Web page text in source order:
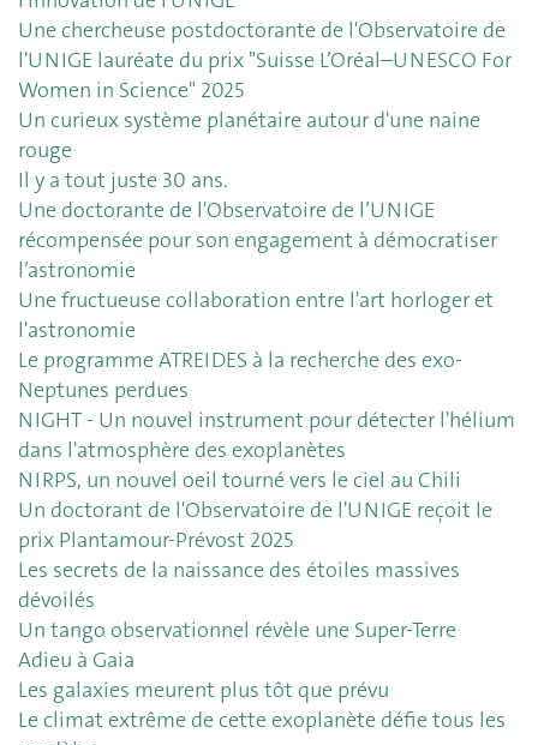
Une chercheuse postdoctorante de l'Observatoire de
l'UNIGE lauréate du prix "Suisse L’Oréal–UNESCO For
Women in Science" 2025
Un curieux système planétaire autour d'une naine
rouge
Il y a tout juste 30 ans.
Une doctorante de l'Observatoire de l’UNIGE
récompensée pour son engagement à démocratiser
l’astronomie
Une fructueuse collaboration entre l'art horloger et
l'astronomie
Le programme ATREIDES à la recherche des exo-
Neptunes perdues
NIGHT - Un nouvel instrument pour détecter l'hélium
dans l'atmosphère des exoplanètes
NIRPS, un nouvel oeil tourné vers le ciel au Chili
Un doctorant de l'Observatoire de l'UNIGE reçoit le
prix Plantamour-Prévost 2025
Les secrets de la naissance des étoiles massives
dévoilés
Un tango observationnel révèle une Super-Terre
Adieu à Gaia
Les galaxies meurent plus tôt que prévu
Le climat extrême de cette exoplanète défie tous les